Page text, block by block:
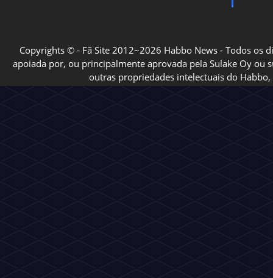
Copyrights © - Fã Site 2012~2026 Habbo News - Todos os
apoiada por, ou principalmente aprovada pela Sulake Oy ou
outras propriedades intelectuais do